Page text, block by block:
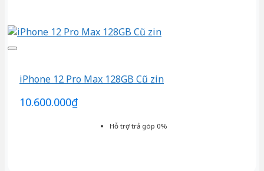
Hỗ trợ trả góp 0%
iPhone 12 Pro Max 128GB Cũ zin
10.600.000₫